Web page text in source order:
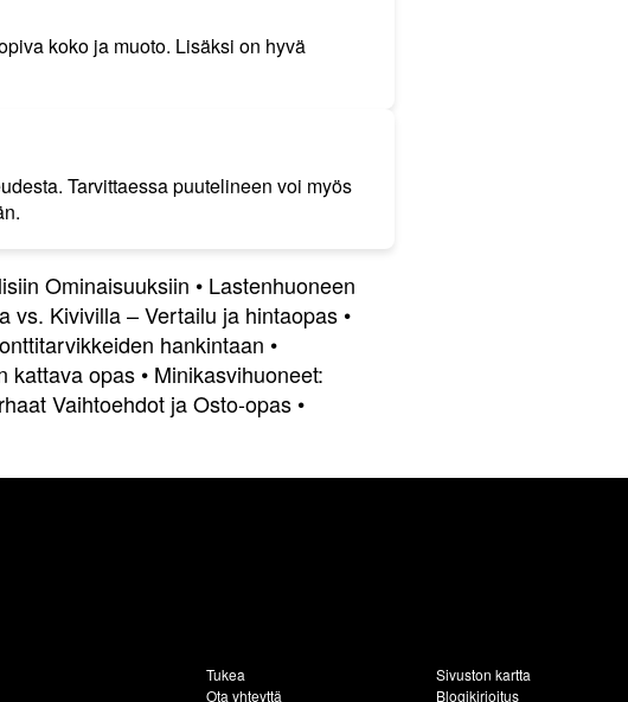
koko ja muoto. Lisäksi on hyvä
Tarvittaessa puutelineen voi myös
Ominaisuuksiin • Lastenhuoneen
vs. Kivivilla – Vertailu ja hintaopas •
hankintaan •
kattava opas • Minikasvihuoneet:
Vaihtoehdot ja Osto-opas •
Tukea
Ota yhteyttä
Sivuston kartta
Blogikirjoitus